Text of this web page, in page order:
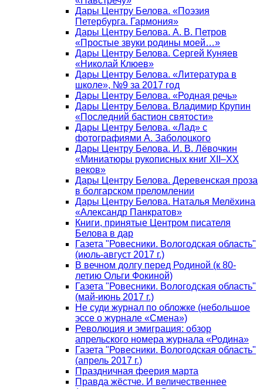
Дары Центру Белова. «Поэзия
Петербурга. Гармония»
Дары Центру Белова. А. В. Петров
«Простые звуки родины моей…»
Дары Центру Белова. Сергей Куняев
«Николай Клюев»
Дары Центру Белова. «Литература в
школе», №9 за 2017 год
Дары Центру Белова. «Родная речь»
Дары Центру Белова. Владимир Крупин
«Последний бастион святости»
Дары Центру Белова. «Лад» с
фотографиями А. Заболоцкого
Дары Центру Белова. И. В. Лёвочкин
«Миниатюры рукописных книг XII–XX
веков»
Дары Центру Белова. Деревенская проза
в болгарском преломлении
Дары Центру Белова. Наталья Мелёхина
«Александр Панкратов»
Книги, принятые Центром писателя
Белова в дар
Газета "Ровесники. Вологодская область"
(июль-август 2017 г.)
В вечном долгу перед Родиной (к 80-
летию Ольги Фокиной)
Газета "Ровесники. Вологодская область"
(май-июнь 2017 г.)
Не суди журнал по обложке (небольшое
эссе о журнале «Смена»)
Революция и эмиграция: обзор
апрельского номера журнала «Родина»
Газета "Ровесники. Вологодская область"
(апрель 2017 г.)
Праздничная феерия марта
Правда жёстче. И величественнее